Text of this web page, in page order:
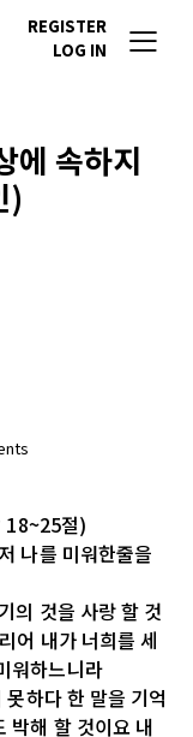
REGISTER
LOG IN
에 속하지
)
18~25절)
나를 미워한줄을
의 것을 사랑 할 것
어 내가 너희를 세
워하느니라
하다 한 말을 기억
박해 할 것이요 내